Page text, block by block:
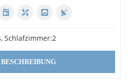
Schlafzimmer:2